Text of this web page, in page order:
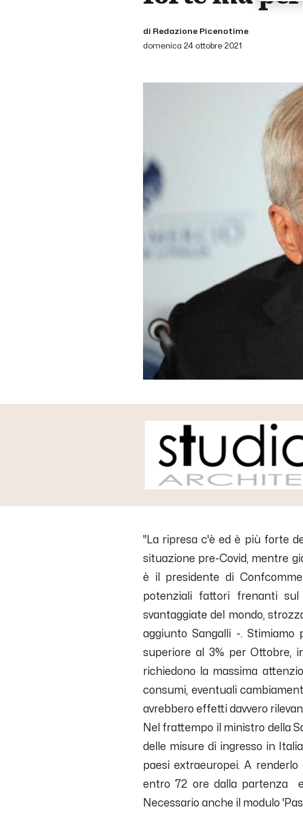
di Redazione Picenotime
domenica 24 ottobre 2021
"La ripresa c'è ed è più forte
situazione pre-Covid, mentre
è il presidente di
potenziali fattori frenanti sul
svantaggiate del mondo,
aggiunto Sangalli -. Stimiamo
superiore al 3% per Ottobre,
richiedono la massima
consumi, eventuali
avrebbero effetti davvero
Nel frattempo il ministro della
delle misure di ingresso in
paesi extraeuropei. A
entro 72 ore dalla partenza
Necessario anche il modulo